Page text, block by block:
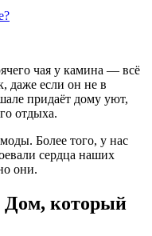
чая у камина — всё
даже если он не в
придаёт дому уют,
отдыха.
Более того, у нас
сердца наших
они.
который